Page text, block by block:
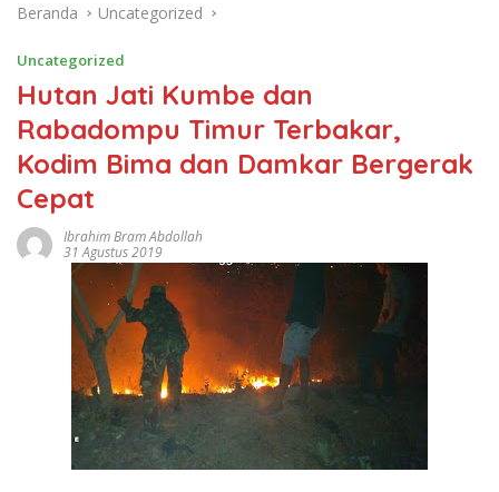
Beranda Uncategorized
Uncategorized
Hutan Jati Kumbe dan
Rabadompu Timur Terbakar,
Kodim Bima dan Damkar Bergerak
Cepat
Ibrahim Bram Abdollah
31 Agustus 2019